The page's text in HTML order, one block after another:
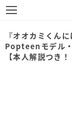
『オオカミくん
Popteenモデル
【本人解説つき